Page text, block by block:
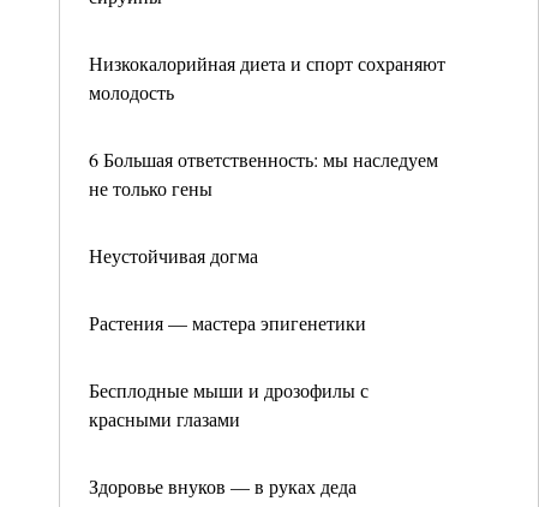
Низкокалорийная диета и спорт сохраняют
молодость
6 Большая ответственность: мы наследуем
не только гены
Неустойчивая догма
Растения — мастера эпигенетики
Бесплодные мыши и дрозофилы с
красными глазами
Здоровье внуков — в руках деда